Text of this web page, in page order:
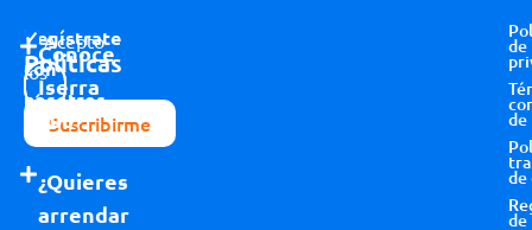
Regístrate
con
nosotros
Acepto
los
términos y
condiciones
Suscribirme
Conoce
Iserra
100
¿Quieres
arrendar
Políticas
de
de
de
de